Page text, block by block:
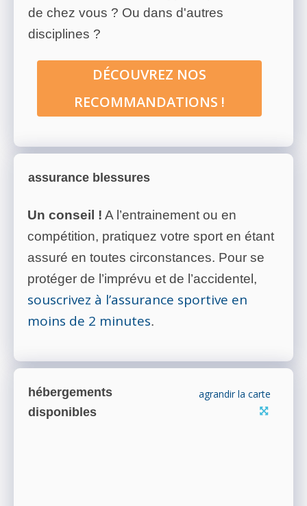
de chez vous ? Ou dans d'autres
disciplines ?
DÉCOUVREZ NOS
RECOMMANDATIONS !
assurance blessures
Un conseil ! A l’entrainement ou en
compétition, pratiquez votre sport en étant
assuré en toutes circonstances. Pour se
protéger de l’imprévu et de l’accidentel,
souscrivez à l’assurance sportive en
moins de 2 minutes.
hébergements
disponibles
agrandir la carte